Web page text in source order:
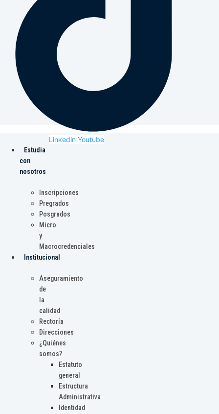
Linkedin Youtube
Estudia
con
nosotros
Inscripciones
Pregrados
Posgrados
Micro
y
Macrocredenciales
Institucional
Aseguramiento
de
la
calidad
Rectoría
Direcciones
¿Quiénes
somos?
Estatuto
general
Estructura
Administrativa
Identidad